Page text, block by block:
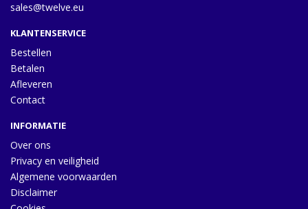
sales@twelve.eu
KLANTENSERVICE
Bestellen
Betalen
Afleveren
Contact
INFORMATIE
Over ons
Privacy en veiligheid
Algemene voorwaarden
Disclaimer